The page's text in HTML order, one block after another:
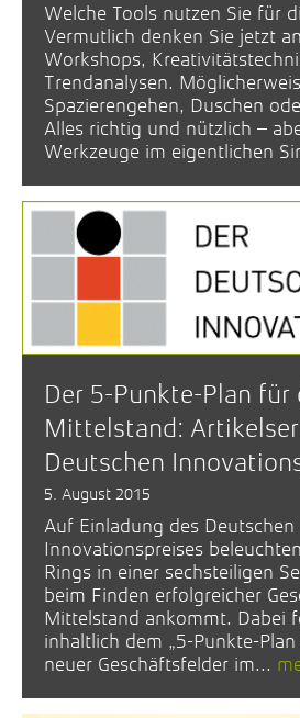
Welche Tools nutzen Sie für
Vermutlich denken Sie jetzt
Workshops,
Trendanalysen.
Spazierengehen, Duschen
Alles richtig und nützlich –
Werkzeuge im eigentlichen
Der 5-Punkte-Plan für
Mittelstand:
Deutschen
5. August 2015
Auf Einladung des Deutschen
Innovationspreises
Rings in einer sechsteiligen
beim Finden erfolgreicher
Mittelstand ankommt. Dabei
inhaltlich dem „5-Punkte-
neuer Geschäftsfelder im...